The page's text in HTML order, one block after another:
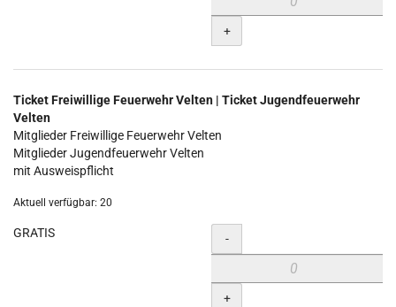
+
Ticket Freiwillige Feuerwehr Velten | Ticket Jugendfeuerwehr
Velten
Mitglieder Freiwillige Feuerwehr Velten
Mitglieder Jugendfeuerwehr Velten
mit Ausweispflicht
Aktuell verfügbar: 20
GRATIS Menge
-
+